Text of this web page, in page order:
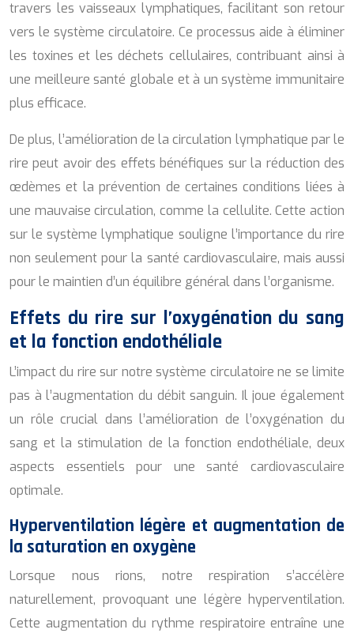
travers les vaisseaux lymphatiques, facilitant son retour
vers le système circulatoire. Ce processus aide à éliminer
les toxines et les déchets cellulaires, contribuant ainsi à
une meilleure santé globale et à un système immunitaire
plus efficace.
De plus, l’amélioration de la circulation lymphatique par le
rire peut avoir des effets bénéfiques sur la réduction des
œdèmes et la prévention de certaines conditions liées à
une mauvaise circulation, comme la cellulite. Cette action
sur le système lymphatique souligne l’importance du rire
non seulement pour la santé cardiovasculaire, mais aussi
pour le maintien d’un équilibre général dans l’organisme.
Effets du rire sur l’oxygénation du sang
et la fonction endothéliale
L’impact du rire sur notre système circulatoire ne se limite
pas à l’augmentation du débit sanguin. Il joue également
un rôle crucial dans l’amélioration de l’oxygénation du
sang et la stimulation de la fonction endothéliale, deux
aspects essentiels pour une santé cardiovasculaire
optimale.
Hyperventilation légère et augmentation de
la saturation en oxygène
Lorsque nous rions, notre respiration s’accélère
naturellement, provoquant une légère hyperventilation.
Cette augmentation du rythme respiratoire entraîne une